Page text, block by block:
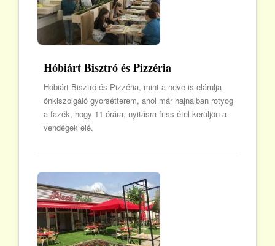
Hóbiárt Bisztró és Pizzéria
Hóbiárt Bisztró és Pizzéria, mint a neve is elárulja
önkiszolgáló gyorsétterem, ahol már hajnalban rotyog
a fazék, hogy 11 órára, nyitásra friss étel kerüljön a
vendégek elé.